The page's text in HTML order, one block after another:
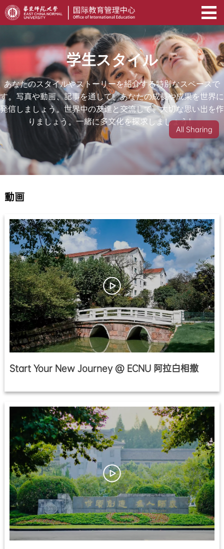
学生スタイル
あなたのスタイルやストーリーを紹介する特別なスペースで
す。写真や動画、記事を通して、あなたの成長や成果を世界に
発信しましょう。世界中の友達と交流して、大切な思い出を作
りましょう。一緒に多文化を探求しましょう！
All Sharing
動画
Start Your New Journey @ ECNU 阿拉白相撒